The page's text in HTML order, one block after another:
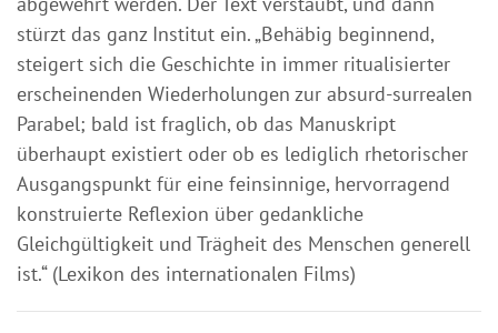
stürzt das ganz Institut ein. „Behäbig beginnend,
steigert sich die Geschichte in immer ritualisierter
erscheinenden Wiederholungen zur absurd-surrealen
Parabel; bald ist fraglich, ob das Manuskript
überhaupt existiert oder ob es lediglich rhetorischer
Ausgangspunkt für eine feinsinnige, hervorragend
konstruierte Reflexion über gedankliche
Gleichgültigkeit und Trägheit des Menschen generell
ist.“ (Lexikon des internationalen Films)